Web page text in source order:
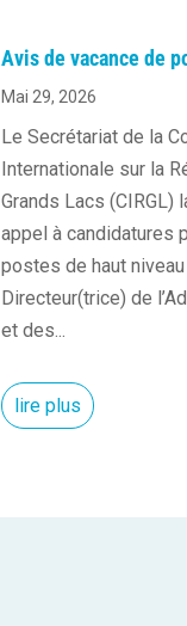
Avis de vacance de
Mai 29, 2026
Le Secrétariat de la
Internationale sur la
Grands Lacs (CIRGL)
appel à candidatures
postes de haut niveau
Directeur(trice) de
et des...
lire plus